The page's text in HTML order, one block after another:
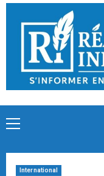
Skip
content
Primary
International